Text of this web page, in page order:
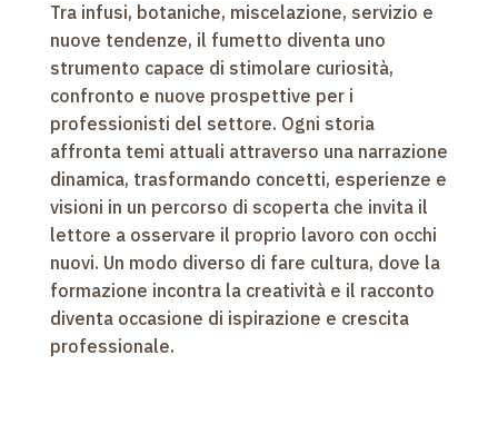
Tra infusi, botaniche, miscelazione, servizio e
nuove tendenze, il fumetto diventa uno
strumento capace di stimolare curiosità,
confronto e nuove prospettive per i
professionisti del settore. Ogni storia
affronta temi attuali attraverso una narrazione
dinamica, trasformando concetti, esperienze e
visioni in un percorso di scoperta che invita il
lettore a osservare il proprio lavoro con occhi
nuovi. Un modo diverso di fare cultura, dove la
formazione incontra la creatività e il racconto
diventa occasione di ispirazione e crescita
professionale.